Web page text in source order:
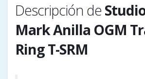
Descripción de
Mark Anilla OGM
Ring T-SRM